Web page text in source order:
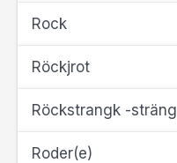
Rock
Röckjrot
Röckstrangk -sträng
Roder(e)